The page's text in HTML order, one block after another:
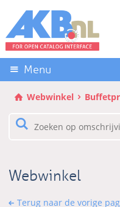
links
over
Direct
naar
de
inhoud
naar
Menu
Webwinkel
Webwinkel
Terug naar de vorige